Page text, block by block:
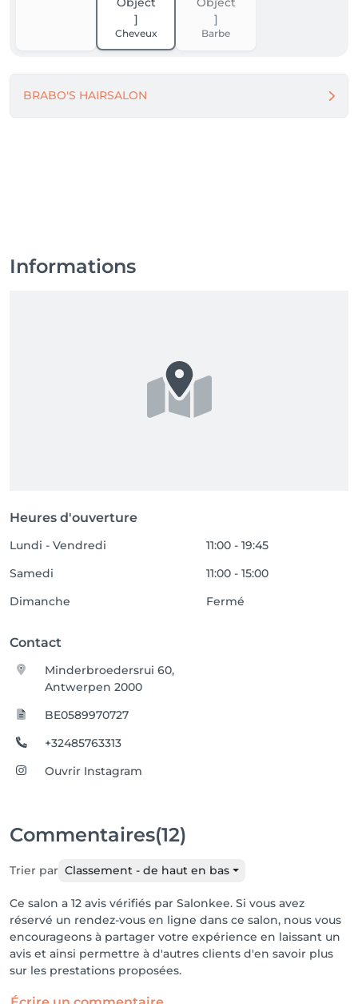
Cheveux Barbe
BRABO'S HAIRSALON
Informations
Heures d'ouverture
Lundi - Vendredi
11:00 - 19:45
Samedi
11:00 - 15:00
Dimanche
Fermé
Contact
Minderbroedersrui 60,
Antwerpen 2000
BE0589970727
+32485763313
Ouvrir Instagram
Commentaires(12)
Trier par Classement - de haut en bas
Ce salon a 12 avis vérifiés par Salonkee. Si vous avez
réservé un rendez-vous en ligne dans ce salon, nous vous
encourageons à partager votre expérience en laissant un
avis et ainsi permettre à d'autres clients d'en savoir plus
sur les prestations proposées.